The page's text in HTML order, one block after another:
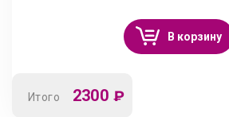
В корзину
Итого 2300 ₽